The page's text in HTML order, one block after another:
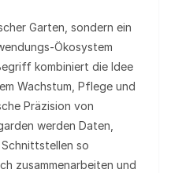
Garten, sondern ein
kombiniert die Idee
Wachstum, Pflege und
Präzision von
werden Daten,
so
zusammenarbeiten und